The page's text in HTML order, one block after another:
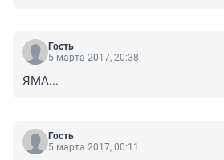
Гость
5 марта 2017, 20:38
ЯМА...
Гость
5 марта 2017, 00:11